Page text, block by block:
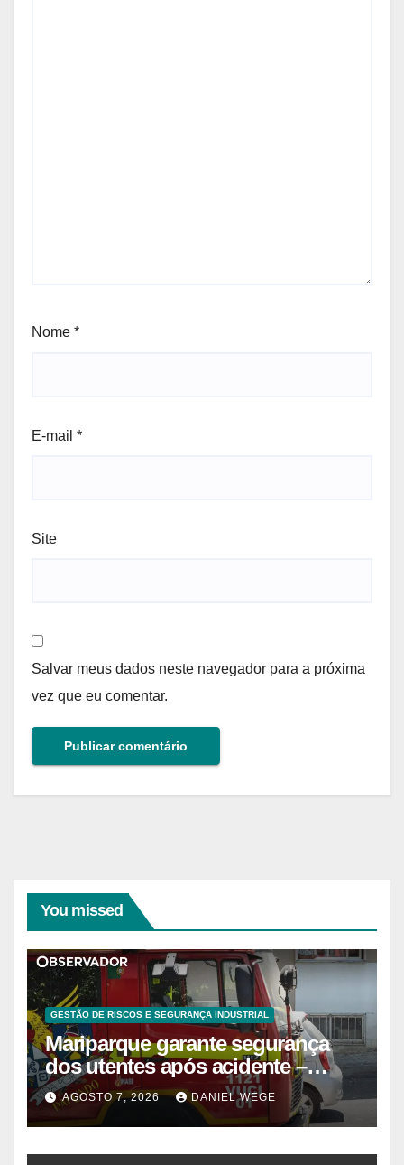
Nome *
E-mail *
Site
Salvar meus dados neste navegador para a próxima
vez que eu comentar.
You missed
GESTÃO DE RISCOS E SEGURANÇA INDUSTRIAL
Mariparque garante segurança
dos utentes após acidente –
Observador
AGOSTO 7, 2026 DANIEL WEGE